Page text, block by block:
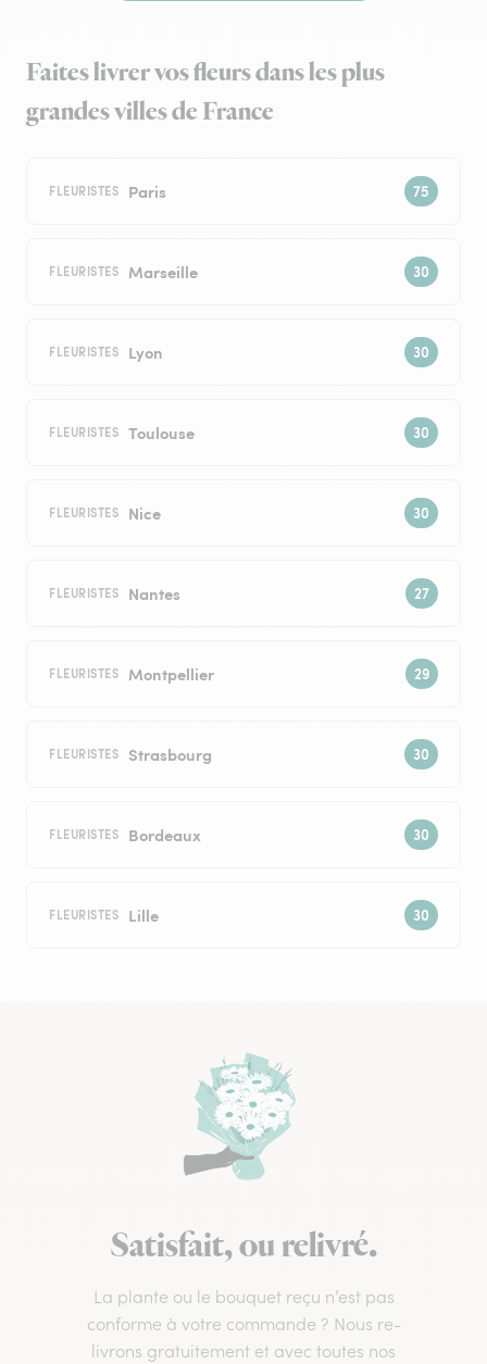
Faites livrer vos fleurs dans les plus
grandes villes de France
FLEURISTES Paris
FLEURISTES Marseille
FLEURISTES Lyon
FLEURISTES Toulouse
FLEURISTES Nice
FLEURISTES Nantes
FLEURISTES Montpellier
FLEURISTES Strasbourg
FLEURISTES Bordeaux
FLEURISTES Lille
Satisfait, ou relivré.
La plante ou le bouquet reçu n’est pas
conforme à votre commande ? Nous re-
livrons gratuitement et avec toutes nos